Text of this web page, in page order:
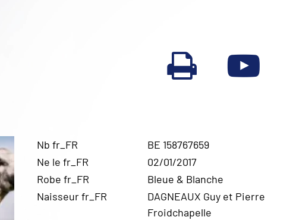
Nb fr_FR
BE 158767659
Ne le fr_FR
02/01/2017
Robe fr_FR
Bleue & Blanche
Naisseur fr_FR
DAGNEAUX Guy et Pierre
Froidchapelle